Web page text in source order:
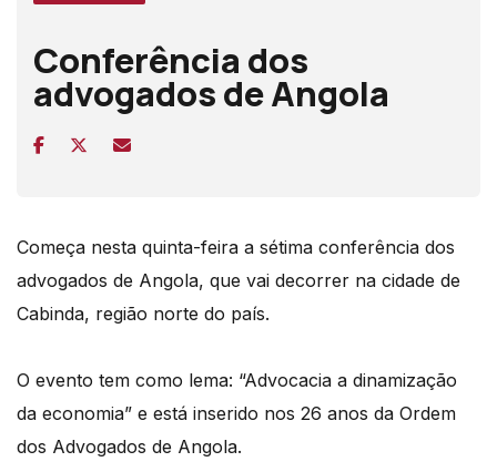
Conferência dos
advogados de Angola
Começa nesta quinta-feira a sétima conferência dos
advogados de Angola, que vai decorrer na cidade de
Cabinda, região norte do país.
O evento tem como lema: “Advocacia a dinamização
da economia” e está inserido nos 26 anos da Ordem
dos Advogados de Angola.